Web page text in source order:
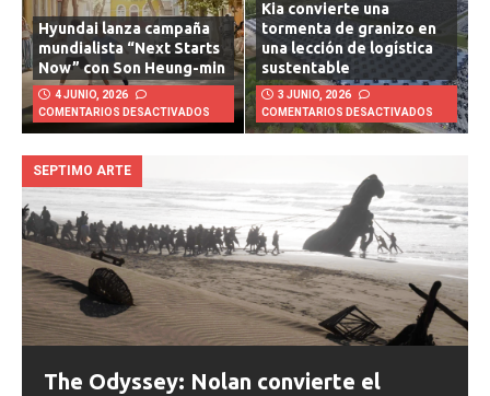
Hyundai lanza campaña
mundialista “Next Starts
Now” con Son Heung-min
4 JUNIO, 2026
COMENTARIOS DESACTIVADOS
Kia convierte una
tormenta de granizo en
una lección de logística
sustentable
3 JUNIO, 2026
COMENTARIOS DESACTIVADOS
SEPTIMO ARTE
The Odyssey: Nolan convierte el